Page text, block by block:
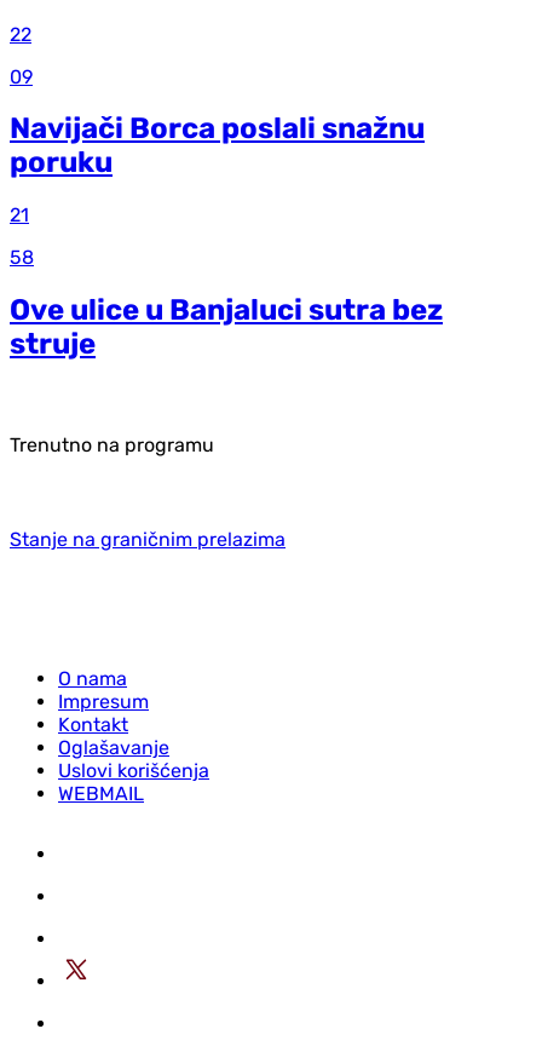
22
09
Navijači Borca poslali snažnu
poruku
21
58
Ove ulice u Banjaluci sutra bez
struje
Trenutno na programu
Stanje na graničnim prelazima
O nama
Impresum
Kontakt
Oglašavanje
Uslovi korišćenja
WEBMAIL